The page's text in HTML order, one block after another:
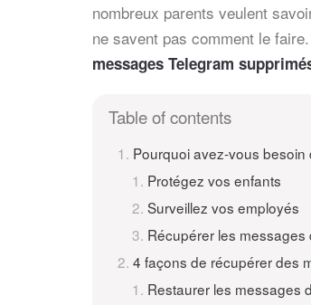
nombreux parents veulent
ne savent pas comment le
messages Telegram
Table of contents
Pourquoi avez-vous
Protégez vos enfants
Surveillez vos employés
Récupérer les
4 façons de récupérer des
Restaurer les messages